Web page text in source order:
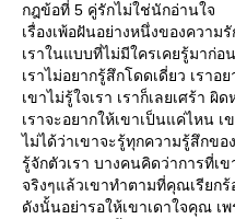
กฎข้อที่ 5 คู่รักไม่ใช่นักอ่านใจ
เรื่องเพ้อฝันอย่างหนึ่งของควา
เราในแบบที่ไม่มีใครเคยรู้มาก่อ
เราไม่อยากรู้สึกโดดเดี่ยว เรา
เขาไม่รู้ใจเรา เราก็เลยเศร้า
เราจะอยากให้เขาเป็นแค่ไหน เ
ไม่ได้ว่าเขาจะรู้ทุกความรู้สึกขอ
รู้จักตัวเรา บางคนคิดว่าการที่เ
จริงๆแล้วเขาทำตามที่คุณเรียก
ดังนั้นอย่ารอให้เขาเดาใจคุณ เ